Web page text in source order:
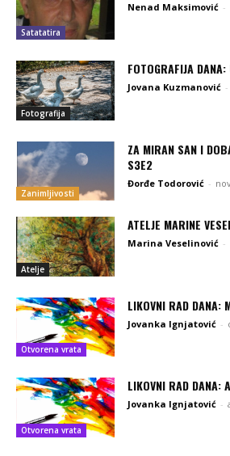
Satatatira
Nenad Maksimović -
Fotografija
FOTOGRAFIJA
Jovana Kuzmanović -
Zanimljivosti
ZA MIRAN SAN I
S3E2
Đorđe Todorović -
Atelje
ATELJE MARINE
Marina Veselinović -
Otvorena vrata
LIKOVNI RAD DANA:
Jovanka Ignjatović -
Otvorena vrata
LIKOVNI RAD DANA:
Jovanka Ignjatović -